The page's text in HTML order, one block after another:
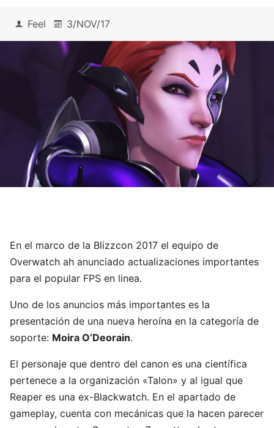
Feel 3/NOV/17
En el marco de la Blizzcon 2017 el equipo de
Overwatch ah anunciado actualizaciones importantes
para el popular FPS en linea.
Uno de los anuncios más importantes es la
presentación de una nueva heroína en la categoría de
soporte: Moira O’Deorain.
El personaje que dentro del canon es una científica
pertenece a la organización «Talon» y al igual que
Reaper es una ex-Blackwatch. En el apartado de
gameplay, cuenta con mecánicas que la hacen parecer